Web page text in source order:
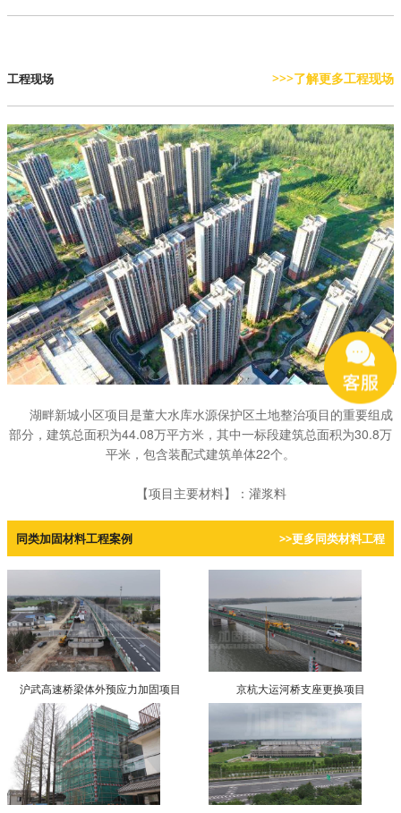
工程现场 >>>了解更多工程现场
湖畔新城小区项目是董大水库水源保护区土地整治项目的重要组成
部分，建筑总面积为44.08万平方米，其中一标段建筑总面积为30.8万
平米，包含装配式建筑单体22个。
【项目主要材料】：灌浆料
同类加固材料工程案例 >>更多同类材料工程
沪武高速桥梁体外预应力加固项目 京杭大运河桥支座更换项目